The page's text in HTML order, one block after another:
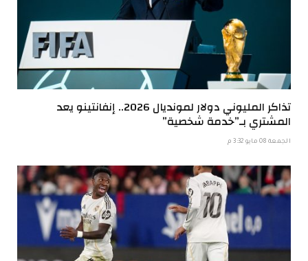
تذاكر المليوني دولار لمونديال 2026.. إنفانتينو يعد
المشتري بـ”خدمة شخصية”
الجمعة 08 مايو 3:32 م